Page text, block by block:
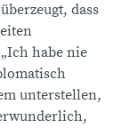
dass
habe nie
unterstellen,